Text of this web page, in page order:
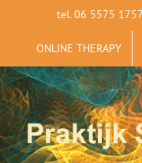
inhoud
tel. 06 5575 1757
ONLINE THERAPY